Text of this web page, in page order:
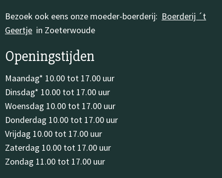
Bezoek ook eens onze moeder-boerderij: Boerderij ´t
Geertje in Zoeterwoude
Openingstijden
Maandag* 10.00 tot 17.00 uur
Dinsdag* 10.00 tot 17.00 uur
Woensdag 10.00 tot 17.00 uur
Donderdag 10.00 tot 17.00 uur
Vrijdag 10.00 tot 17.00 uur
Zaterdag 10.00 tot 17.00 uur
Zondag 11.00 tot 17.00 uur